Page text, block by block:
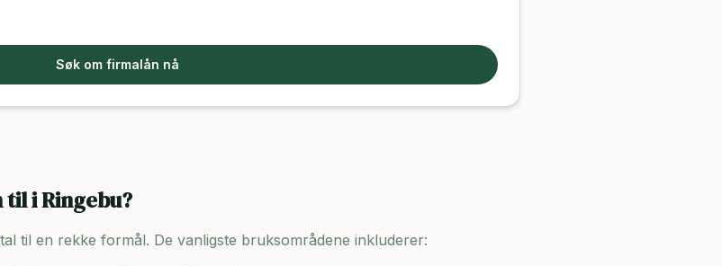
Søk om firmalån nå
til iRingebu?
til en rekke formål. De vanligste bruksområdene inkluderer: